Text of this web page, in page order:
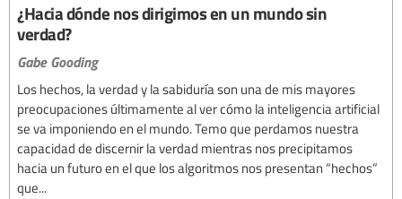
¿Hacia dónde nos dirigimos en un mundo sin
verdad?
Gabe Gooding
Los hechos, la verdad y la sabiduría son una de mis mayores
preocupaciones últimamente al ver cómo la inteligencia artificial
se va imponiendo en el mundo. Temo que perdamos nuestra
capacidad de discernir la verdad mientras nos precipitamos
hacia un futuro en el que los algoritmos nos presentan “hechos”
que...